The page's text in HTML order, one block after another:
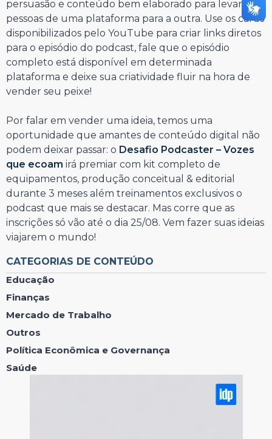
persuasão e conteúdo bem elaborado para levar as
pessoas de uma plataforma para a outra. Use os cards
disponibilizados pelo YouTube para criar links diretos
para o episódio do podcast, fale que o episódio
completo está disponível em determinada
plataforma e deixe sua criatividade fluir na hora de
vender seu peixe!
Por falar em vender uma ideia, temos uma
oportunidade que amantes de conteúdo digital não
podem deixar passar: o Desafio Podcaster – Vozes
que ecoam irá premiar com kit completo de
equipamentos, produção conceitual & editorial
durante 3 meses além treinamentos exclusivos o
podcast que mais se destacar. Mas corre que as
inscrições só vão até o dia 25/08. Vem fazer suas ideias
viajarem o mundo!
CATEGORIAS DE CONTEÚDO
Educação
Finanças
Mercado de Trabalho
Outros
Política Econômica e Governança
Saúde